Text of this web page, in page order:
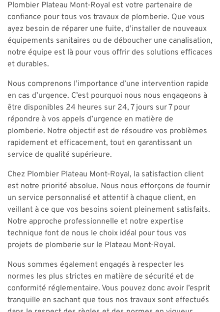
Plombier Plateau Mont-Royal est votre partenaire de
confiance pour tous vos travaux de plomberie. Que vous
ayez besoin de réparer une fuite, d’installer de nouveaux
équipements sanitaires ou de déboucher une canalisation,
notre équipe est là pour vous offrir des solutions efficaces
et durables.
Nous comprenons l’importance d’une intervention rapide
en cas d’urgence. C’est pourquoi nous nous engageons à
être disponibles 24 heures sur 24, 7 jours sur 7 pour
répondre à vos appels d’urgence en matière de
plomberie. Notre objectif est de résoudre vos problèmes
rapidement et efficacement, tout en garantissant un
service de qualité supérieure.
Chez Plombier Plateau Mont-Royal, la satisfaction client
est notre priorité absolue. Nous nous efforçons de fournir
un service personnalisé et attentif à chaque client, en
veillant à ce que vos besoins soient pleinement satisfaits.
Notre approche professionnelle et notre expertise
technique font de nous le choix idéal pour tous vos
projets de plomberie sur le Plateau Mont-Royal.
Nous sommes également engagés à respecter les
normes les plus strictes en matière de sécurité et de
conformité réglementaire. Vous pouvez donc avoir l’esprit
tranquille en sachant que tous nos travaux sont effectués